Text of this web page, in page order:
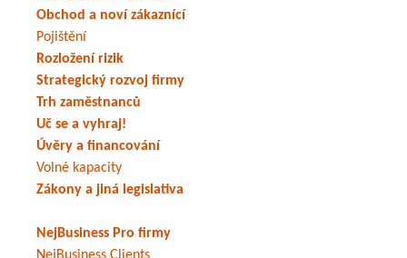
Obchod a noví zákaznící
Pojištění
Rozložení rizik
Strategický rozvoj firmy
Trh zaměstnanců
Uč se a vyhraj!
Úvěry a financování
Volné kapacity
Zákony a jiná legislativa
NejBusiness Pro firmy